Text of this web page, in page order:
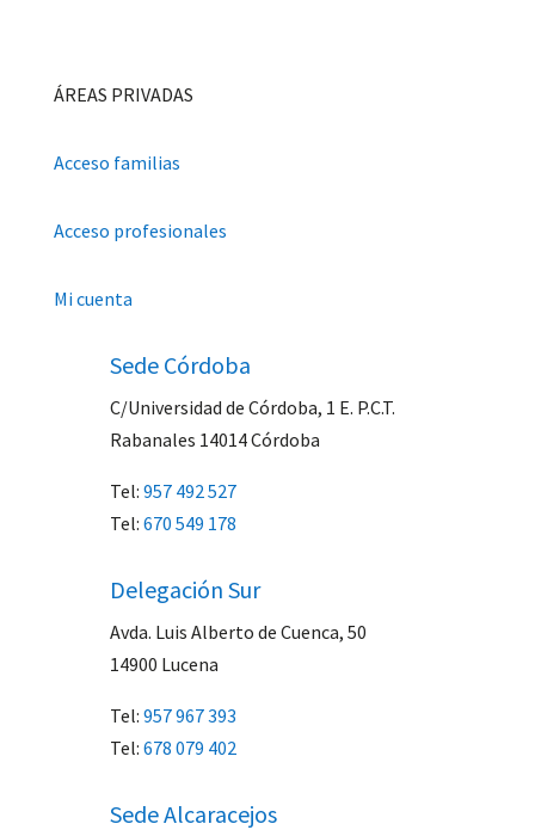
ÁREAS PRIVADAS
Acceso familias
Acceso profesionales
Mi cuenta
Sede Córdoba
C/Universidad de Córdoba, 1 E. P.C.T.
Rabanales 14014Córdoba
Tel: 957 492 527
Tel: 670 549 178
Delegación Sur
Avda. Luis Alberto de Cuenca, 50
14900 Lucena
Tel: 957 967 393
Tel: 678 079 402
Sede Alcaracejos